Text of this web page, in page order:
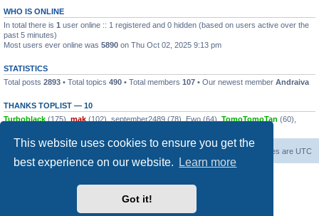
This website uses cookies to ensure you get the
best experience on our website.
Learn more
Got it!
WHO IS ONLINE
In total there is 1 user online :: 1 registered and 0 hidden (based on users active over the
past 5 minutes)
Most users ever online was 5890 on Thu Oct 02, 2025 9:13 pm
STATISTICS
Total posts 2893 • Total topics 490 • Total members 107 • Our newest member Andraiva
THANKS TOPLIST — 10
Turboblack (175), mak (102), september2489 (78), Ewo (64), TomoTomoTan (60),
All times are UTC
Contact us
· All rights reserved